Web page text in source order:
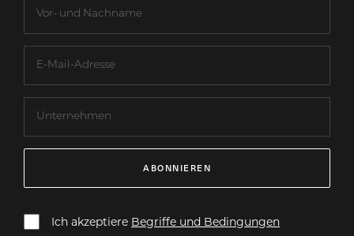
ABONNIEREN
Ich akzeptiere Begriffe und Bedingungen